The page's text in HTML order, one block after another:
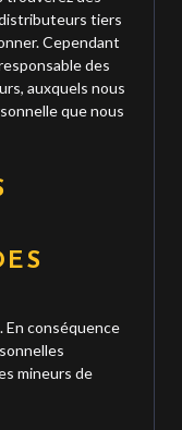
tiers
Cependant
des
auxquels nous
que nous
En conséquence
mineurs de